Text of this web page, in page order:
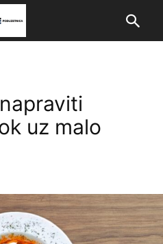
uz malo